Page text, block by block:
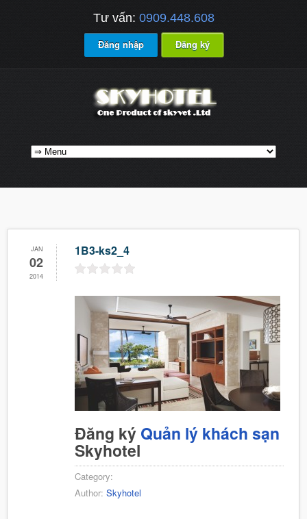
Tư vấn: 0909.448.608
Đăng nhập Đăng ký
JAN
02
2014
1B3-ks2_4
Đăng ký Quản lý khách sạn
Skyhotel
Category:
Author: Skyhotel